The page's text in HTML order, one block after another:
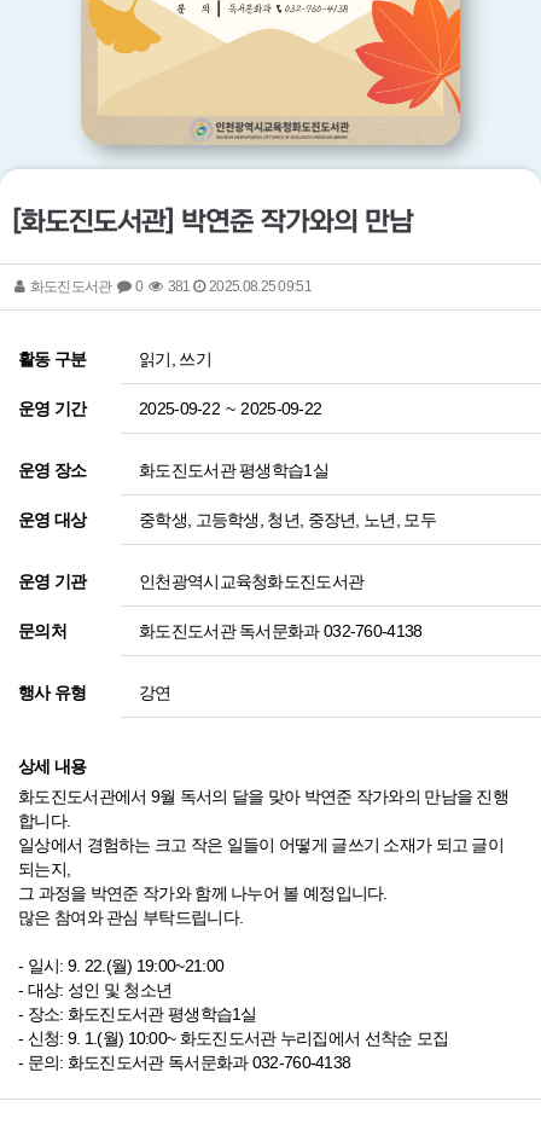
[화도진도서관] 박연준 작가와의 만남
화도진도서관 0 381 2025.08.25 09:51
활동 구분 읽기, 쓰기
운영 기간 2025-09-22 ~ 2025-09-22
운영 장소 화도진도서관 평생학습1실
운영 대상 중학생, 고등학생, 청년, 중장년, 노년, 모두
운영 기관 인천광역시교육청화도진도서관
문의처 화도진도서관 독서문화과 032-760-4138
행사 유형 강연
상세 내용
화도진도서관에서 9월 독서의 달을 맞아 박연준 작가와의 만남을 진행
합니다.
일상에서 경험하는 크고 작은 일들이 어떻게 글쓰기 소재가 되고 글이
되는지,
그 과정을 박연준 작가와 함께 나누어 볼 예정입니다.
많은 참여와 관심 부탁드립니다.
- 일시: 9. 22.(월) 19:00~21:00
- 대상: 성인 및 청소년
- 장소: 화도진도서관 평생학습1실
- 신청: 9. 1.(월) 10:00~ 화도진도서관 누리집에서 선착순 모집
- 문의: 화도진도서관 독서문화과 032-760-4138